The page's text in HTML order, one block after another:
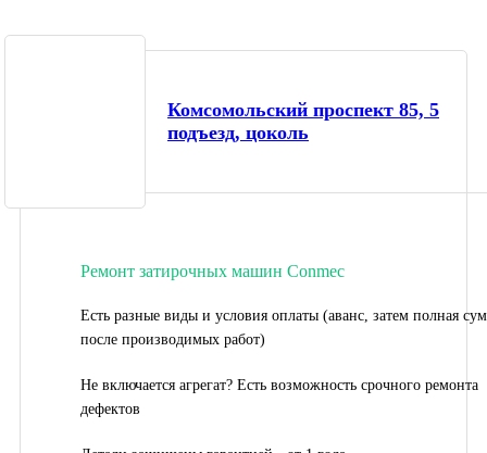
Комсомольский проспект 85, 5
подъезд, цоколь
Ремонт затирочных машин Conmec
Есть разные виды и условия оплаты (аванс, затем полная
после производимых работ)
Не включается агрегат? Есть возможность срочного ремонта
дефектов